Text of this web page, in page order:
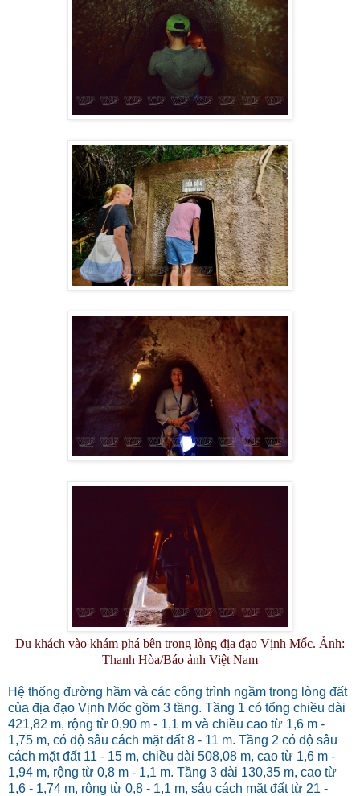
Du khách vào khám phá bên trong lòng địa đạo Vịnh Mốc. Ảnh:
Thanh Hòa/Báo ảnh Việt Nam
Hệ thống đường hầm và các công trình ngầm trong lòng đất
của địa đạo Vịnh Mốc gồm 3 tầng. Tầng 1 có tổng chiều dài
421,82 m, rộng từ 0,90 m - 1,1 m và chiều cao từ 1,6 m -
1,75 m, có độ sâu cách mặt đất 8 - 11 m. Tầng 2 có độ sâu
cách mặt đất 11 - 15 m, chiều dài 508,08 m, cao từ 1,6 m -
1,94 m, rộng từ 0,8 m - 1,1 m. Tầng 3 dài 130,35 m, cao từ
1,6 - 1,74 m, rộng từ 0,8 - 1,1 m, sâu cách mặt đất từ 21 -